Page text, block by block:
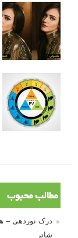
مطالب محبوب
شاتر